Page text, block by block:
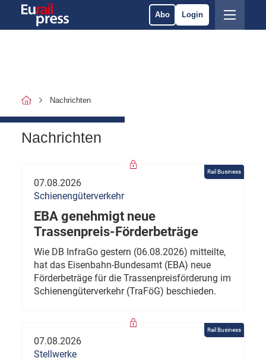
Abo Login
Nachrichten
Nachrichten
Rail Business
07.08.2026
Schienengüterverkehr
EBA genehmigt neue
Trassenpreis-Förderbeträge
Wie DB InfraGo gestern (06.08.2026) mitteilte,
hat das Eisenbahn-Bundesamt (EBA) neue
Förderbeträge für die Trassenpreisförderung im
Schienengüterverkehr (TraFöG) beschieden.
Rail Business
07.08.2026
Stellwerke